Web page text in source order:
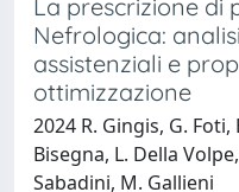
La prescrizione di
Nefrologica:
assistenziali e
ottimizzazione
2024 R. Gingis, G.
Bisegna, L. Della
Sabadini, M. Gallieni